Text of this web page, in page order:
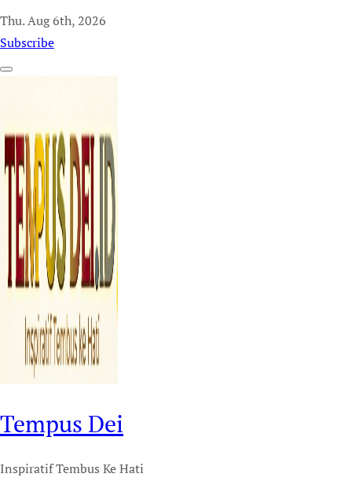
Thu. Aug 6th, 2026
Subscribe
Tempus Dei
Inspiratif Tembus Ke Hati